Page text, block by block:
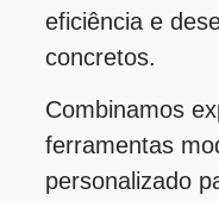
eficiência e
concretos.
Combinamos
ferramentas
personalizado